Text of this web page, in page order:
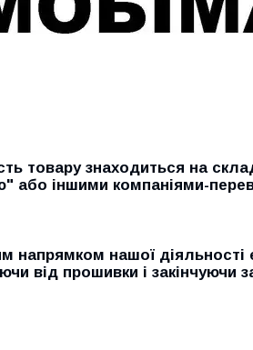
товару знаходиться на
або іншими компаніями-
напрямком нашої діяльності
від прошивки і закінчуючи